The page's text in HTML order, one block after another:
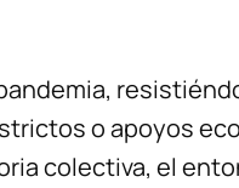
o apoyos
colectiva, el